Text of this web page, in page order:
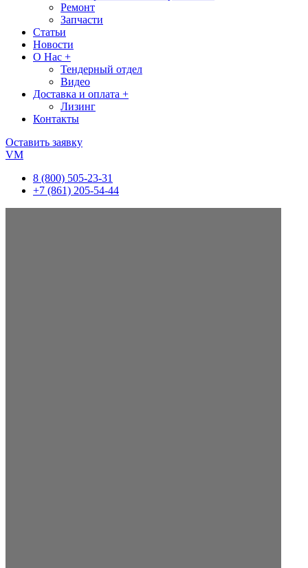
Ремонт
Запчасти
Статьи
Новости
О Нас +
Тендерный отдел
Видео
Доставка и оплата +
Лизинг
Контакты
Оставить заявку
VM
8 (800) 505-23-31
+7 (861) 205-54-44